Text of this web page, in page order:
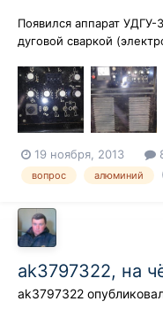
Появился аппарат
дуговой сваркой
знания. Инструкции
достаточно. Тот у кого
возникли мысли типа
19 ноября, 2013
вопрос алюминий
ak3797322, на
ak3797322